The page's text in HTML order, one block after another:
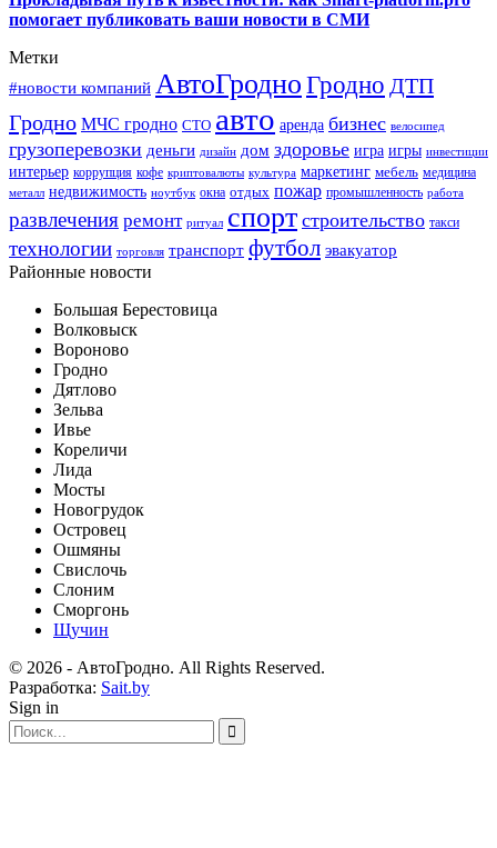
помогает публиковать ваши новости в СМИ
Метки
#новости компаний АвтоГродноГродно ДТП
Гродно МЧС гродно СТО авто аренда бизнес велосипед
грузоперевозки деньги дизайн дом здоровье игра игры инвестиции
интерьер коррупция кофе криптовалюты культура маркетинг мебель медицина
металл недвижимость ноутбук окна отдых пожар промышленность работа
развлечения ремонт ритуал спорт строительство такси
технологии торговля транспорт футбол эвакуатор
Районные новости
Большая Берестовица
Волковыск
Вороново
Гродно
Дятлово
Зельва
Ивье
Кореличи
Лида
Мосты
Новогрудок
Островец
Ошмяны
Свислочь
Слоним
Сморгонь
Щучин
© 2026 - АвтоГродно. All Rights Reserved.
Разработка: Sait.by
Sign in